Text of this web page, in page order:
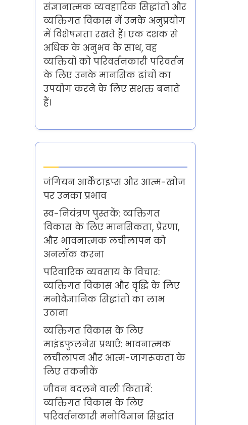
संज्ञानात्मक व्यवहारिक सिद्धांतों और
व्यक्तिगत विकास में उनके अनुप्रयोग
में विशेषज्ञता रखते हैं। एक दशक से
अधिक के अनुभव के साथ, वह
व्यक्तियों को परिवर्तनकारी परिवर्तन
के लिए उनके मानसिक ढांचों का
उपयोग करने के लिए सशक्त बनाते
हैं।
जंगियन आर्केटाइप्स और आत्म-खोज
पर उनका प्रभाव
स्व-नियंत्रण पुस्तकें: व्यक्तिगत
विकास के लिए मानसिकता, प्रेरणा,
और भावनात्मक लचीलापन को
अनलॉक करना
परिवारिक व्यवसाय के विचार:
व्यक्तिगत विकास और वृद्धि के लिए
मनोवैज्ञानिक सिद्धांतों का लाभ
उठाना
व्यक्तिगत विकास के लिए
माइंडफुलनेस प्रथाएँ: भावनात्मक
लचीलापन और आत्म-जागरूकता के
लिए तकनीकें
जीवन बदलने वाली किताबें:
व्यक्तिगत विकास के लिए
परिवर्तनकारी मनोविज्ञान सिद्धांत